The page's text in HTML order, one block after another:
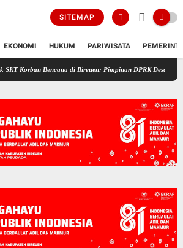
SITEMAP
EKONOMI HUKUM PARIWISATA
Bencana di Bireuen: Pimpinan DPRK Desak Bupati Copot